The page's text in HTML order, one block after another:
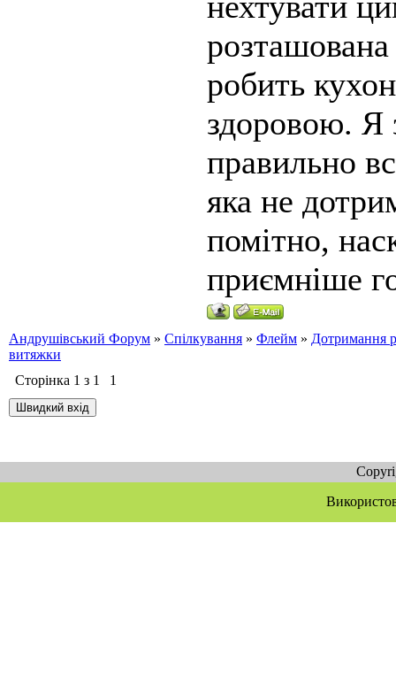
робить
здоровою. Я
правильно
яка не
помітно,
приємніше
Андрушівський Форум » Спілкування » Флейм » Дотримання
витяжки
Сторінка 1 з 1 1